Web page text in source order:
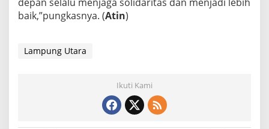
baik,”pungkasnya. (Atin)
Lampung Utara
Ikuti Kami